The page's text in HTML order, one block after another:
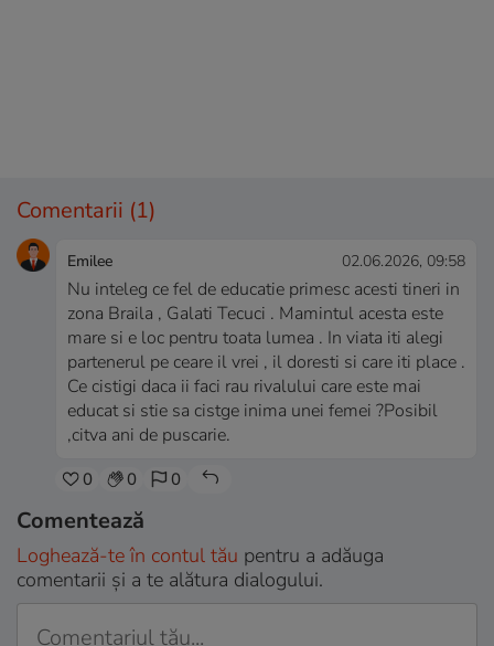
Comentarii (1)
Emilee 02.06.2026, 09:58
Nu inteleg ce fel de educatie primesc acesti tineri in
zona Braila , Galati Tecuci . Mamintul acesta este
mare si e loc pentru toata lumea . In viata iti alegi
partenerul pe ceare il vrei , il doresti si care iti place .
Ce cistigi daca ii faci rau rivalului care este mai
educat si stie sa cistge inima unei femei ?Posibil
,citva ani de puscarie.
0 0 0
Comentează
Loghează-te în contul tău pentru a adăuga
comentarii și a te alătura dialogului.